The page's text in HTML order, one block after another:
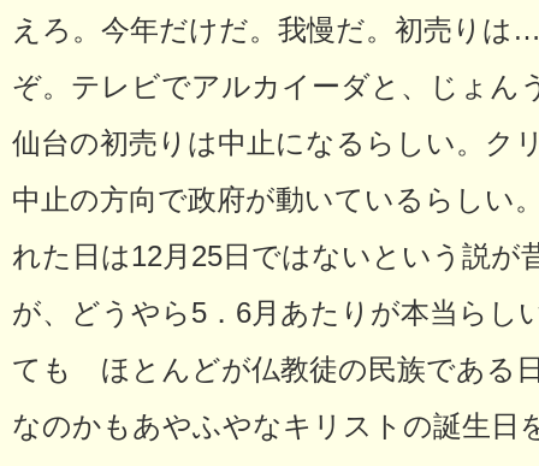
えろ。今年だけだ。我慢だ。初売り
ぞ。テレビでアルカイーダと、じょん
仙台の初売りは中止になるらしい。
中止の方向で政府が動いているらしい
れた日は12月25日ではないという説が
が、どうやら5．6月あたりが本当らし
ても ほとんどが仏教徒の民族である
なのかもあやふやなキリストの誕生日